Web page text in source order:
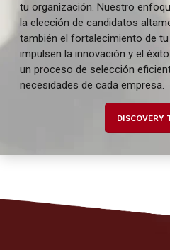
tu organización. Nuestro
la elección de candidatos
también el fortalecimiento de
impulsen la innovación y el
un proceso de selección
necesidades de cada empresa.
DISCOVERY